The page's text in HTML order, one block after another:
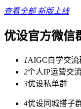
查看全部 新版上线
优设官方微信
1AIGC自学交流
2个人IP运营交
3优设私单群
4优设同城搭子